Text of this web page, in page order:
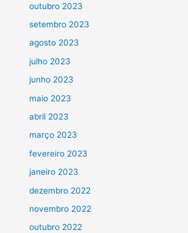
outubro 2023
setembro 2023
agosto 2023
julho 2023
junho 2023
maio 2023
abril 2023
março 2023
fevereiro 2023
janeiro 2023
dezembro 2022
novembro 2022
outubro 2022